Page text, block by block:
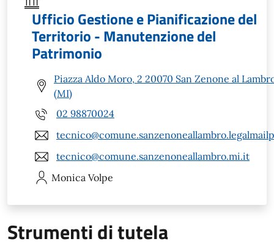
Ufficio Gestione e Pianificazione del
Territorio - Manutenzione del
Patrimonio
Piazza Aldo Moro, 2 20070 San Zenone al
(MI)
02 98870024
tecnico@comune.sanzenoneallambro.mi.it
Monica Volpe
Strumenti di tutela